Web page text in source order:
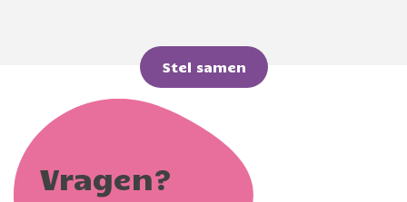
Stel samen
Vragen?